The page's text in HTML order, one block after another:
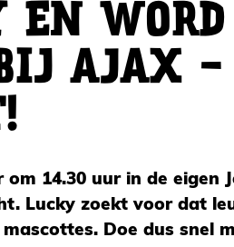
EN WORD
AJAX -
14.30 uur in de eigen
Lucky zoekt voor dat
Doe dus snel